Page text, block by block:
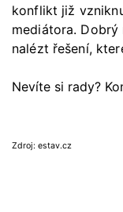
konflikt již
mediátora.
nalézt řešení,
Nevíte si rady?
Zdroj: estav.cz